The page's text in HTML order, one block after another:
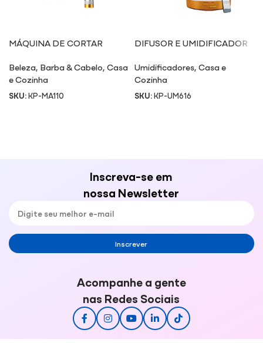
MÁQUINA DE CORTAR
Beleza, Barba & Cabelo,Casa
e Cozinha
SKU:KP-MA110
DIFUSOR E UMIDIFICADOR
Umidificadores,Casa e
Cozinha
SKU:KP-UM616
Inscreva-se em
nossa Newsletter
Inscrever
Acompanhe a gente
nas Redes Sociais